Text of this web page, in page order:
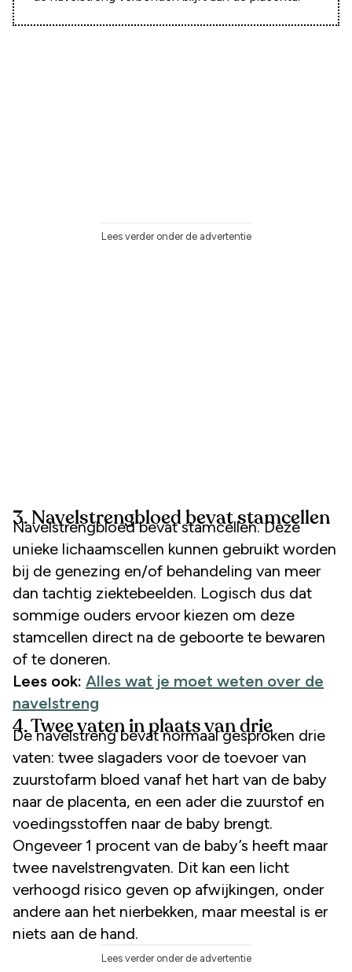
Lees verder onder de advertentie
3. Navelstrengbloed bevat stamcellen
Navelstrengbloed bevat stamcellen. Deze
unieke lichaamscellen kunnen gebruikt worden
bij de genezing en/of behandeling van meer
dan tachtig ziektebeelden. Logisch dus dat
sommige ouders ervoor kiezen om deze
stamcellen direct na de geboorte te bewaren
of te doneren.
Lees ook: Alles wat je moet weten over de
navelstreng
4. Twee vaten in plaats van drie
De navelstreng bevat normaal gesproken drie
vaten: twee slagaders voor de toevoer van
zuurstofarm bloed vanaf het hart van de baby
naar de placenta, en een ader die zuurstof en
voedingsstoffen naar de baby brengt.
Ongeveer 1 procent van de baby’s heeft maar
twee navelstrengvaten. Dit kan een licht
verhoogd risico geven op afwijkingen, onder
andere aan het nierbekken, maar meestal is er
niets aan de hand.
Lees verder onder de advertentie